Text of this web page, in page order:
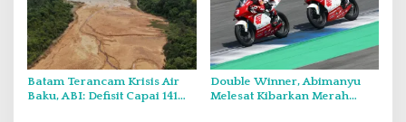
Batam Terancam Krisis Air
Baku, ABI: Defisit Capai 141
Double Winner, Abimanyu
Melesat Kibarkan Merah